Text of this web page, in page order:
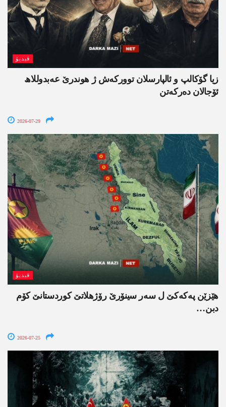
ڤیدیۆ
زیا گۆکالپ و ئالپارسلان توورکەش ژ ھوندرێ عەبدوللاھ
ئۆجالان دەرکەتن
2026-07-29
ڤیدیۆ
ھێزێن پەکەکێ ل سەر سینۆرێ رۆژھلاتێ کوردستانێ کۆم
دبن…
2026-07-25